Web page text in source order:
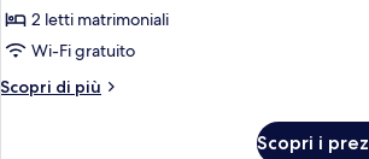
Ferrari
Land
ticket)
Camera
Superior
2 letti matrimoniali
Wi-Fi gratuito
Scopri di più
Altri
Scopri i